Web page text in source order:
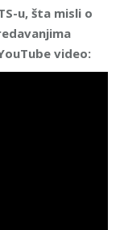
u, šta misli o
video: